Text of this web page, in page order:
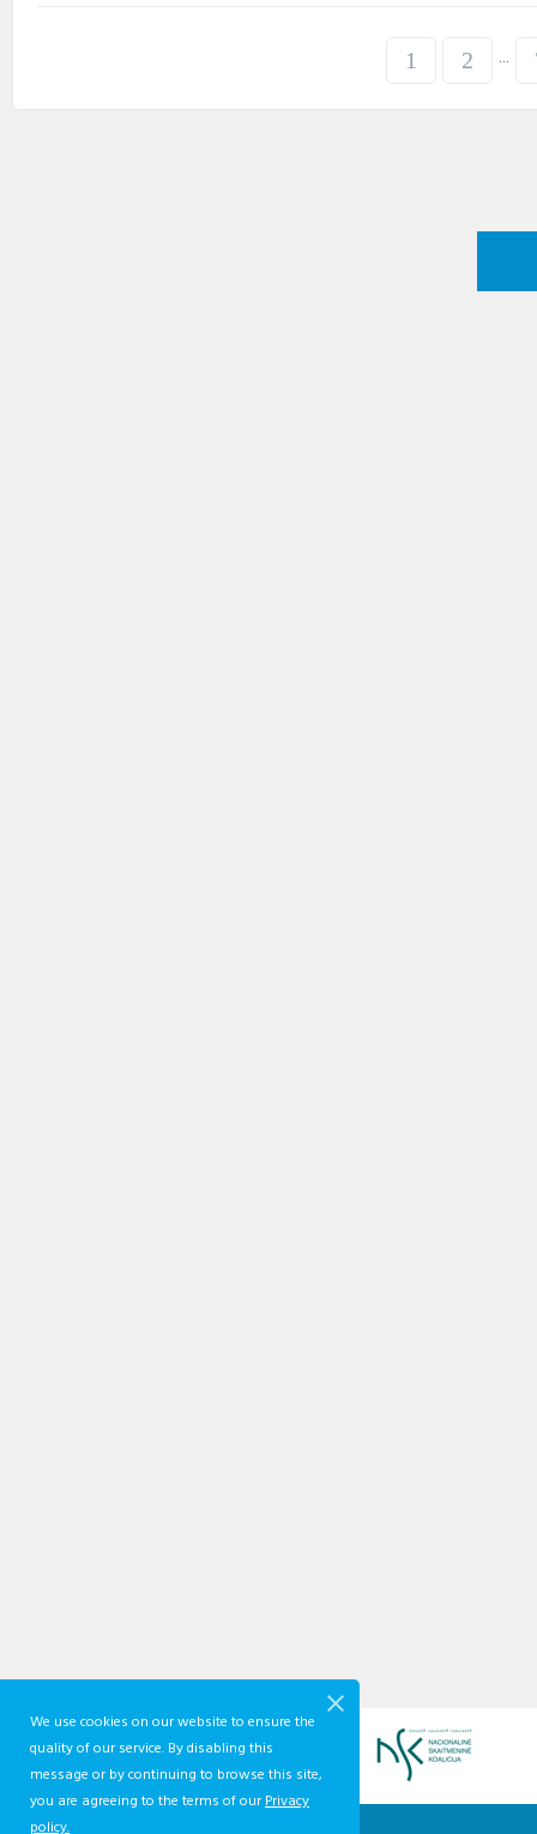
We use cookies on our website to ensure the
quality of our service. By disabling this
message or by continuing to browse this site,
you are agreeing to the terms of ourPrivacy
policy.
1 2 ...